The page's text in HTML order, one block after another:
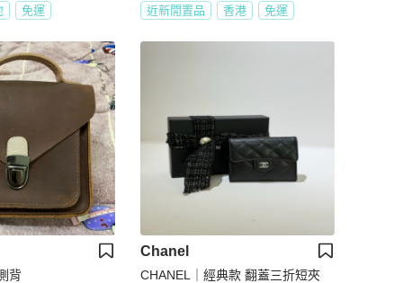
免運 近新閒置品 香港 免運
背
Chanel
CHANEL｜經典款 翻蓋三折短夾